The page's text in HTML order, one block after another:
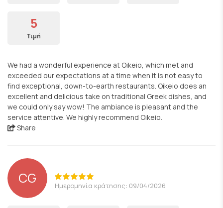
5
Τιμή
We had a wonderful experience at Oikeio, which met and
exceeded our expectations at a time when it is not easy to
find exceptional, down-to-earth restaurants. Oikeio does an
excellent and delicious take on traditional Greek dishes, and
we could only say wow! The ambiance is pleasant and the
service attentive. We highly recommend Oikeio.
Share
CG Ημερομηνία κράτησης: 09/04/2026